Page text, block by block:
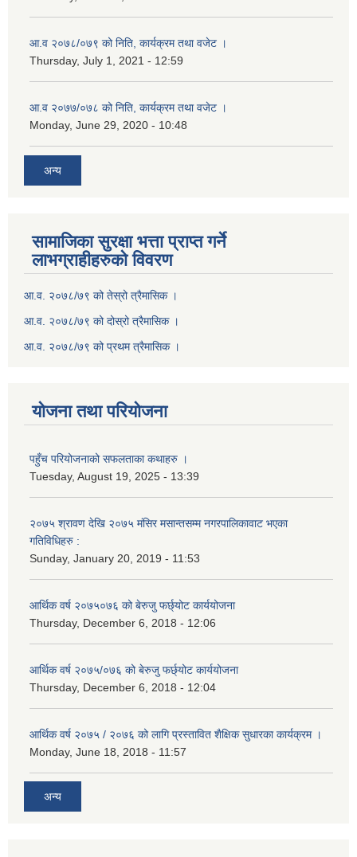
आ.व २०७८/०७९ को निति, कार्यक्रम तथा वजेट ।
Thursday, July 1, 2021 - 12:59
आ.व २०७७/०७८ को निति, कार्यक्रम तथा वजेट ।
Monday, June 29, 2020 - 10:48
अन्य
सामाजिका सुरक्षा भत्ता प्राप्त गर्ने
लाभग्राहीहरुको विवरण
आ.व. २०७८/७९ को तेस्रो त्रैमासिक ।
आ.व. २०७८/७९ को दोस्रो त्रैमासिक ।
आ.व. २०७८/७९ को प्रथम त्रैमासिक ।
योजना तथा परियोजना
पहुँच परियोजनाको सफलताका कथाहरु ।
Tuesday, August 19, 2025 - 13:39
२०७५ श्रावण देखि २०७५ मंसिर मसान्तसम्म नगरपालिकावाट भएका
गतिविधिहरु :
Sunday, January 20, 2019 - 11:53
आर्थिक वर्ष २०७५०७६ को बेरुजु फर्छ्योट कार्ययोजना
Thursday, December 6, 2018 - 12:06
आर्थिक वर्ष २०७५/०७६ को बेरुजु फर्छ्योट कार्ययोजना
Thursday, December 6, 2018 - 12:04
आर्थिक वर्ष २०७५ / २०७६ को लागि प्रस्तावित शैक्षिक सुधारका कार्यक्रम ।
Monday, June 18, 2018 - 11:57
अन्य